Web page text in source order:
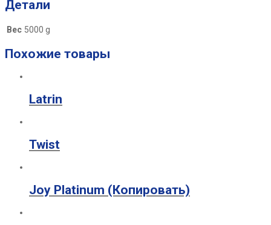
Детали
Вес 5000 g
Похожие товары
Latrin
Twist
Joy Platinum (Копировать)